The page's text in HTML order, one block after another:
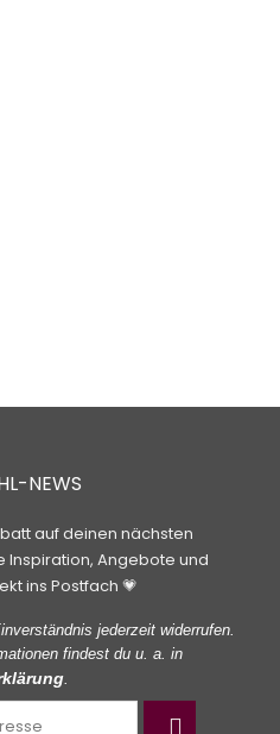
NEWS
auf deinen nächsten
Inspiration, Angebote und
ins Postfach 💗
jederzeit widerrufen.
findest du u. a. in
.